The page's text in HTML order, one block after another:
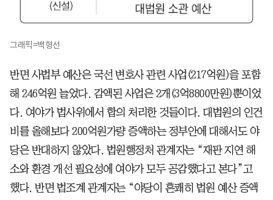
그래픽=백형선
반면 사법부 예산은 국선 변호사 관련 사업(217억원)을 포함
해 246억원 늘었다. 감액된 사업은 2개(3억8800만원)뿐이었
다. 여야가 법사위에서 합의 처리한 것들이다. 대법원의 인건
비를 올해보다 200억원가량 증액하는 정부안에 대해서도 야
당은 반대하지 않았다. 법원행정처 관계자는 “재판 지연 해
소와 환경 개선 필요성에 여야가 모두 공감했다고 본다”고
했다. 반면 법조계 관계자는 “야당이 흔쾌히 법원 예산 증액